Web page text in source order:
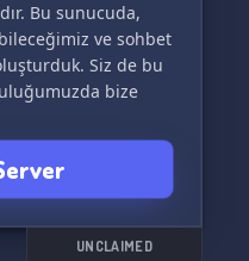
Bu sunucuda,
ve sohbet
Siz de bu
bize
🎉
UNCLAIMED